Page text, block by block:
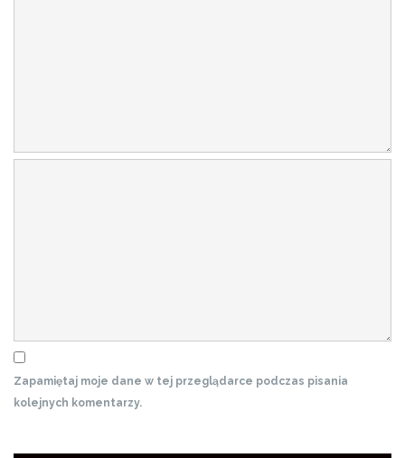
Zapamiętaj moje dane w tej przeglądarce podczas pisania
kolejnych komentarzy.